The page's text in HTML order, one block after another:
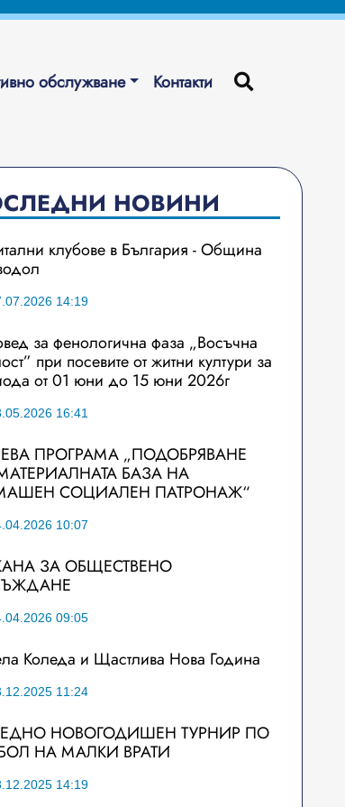
обслужване Контакти
НОВИНИ
клубове в България - Община
14:19
за фенологична фаза „Восъчна
при посевите от житни култури за
от 01 юни до 15 юни 2026г
16:41
ПРОГРАМА „ПОДОБРЯВАНЕ
БАЗА НА
СОЦИАЛЕН ПАТРОНАЖ“
10:07
ЗА ОБЩЕСТВЕНО
09:05
Коледа и Щастлива Нова Година
11:24
НОВОГОДИШЕН ТУРНИР ПО
НА МАЛКИ ВРАТИ
14:19